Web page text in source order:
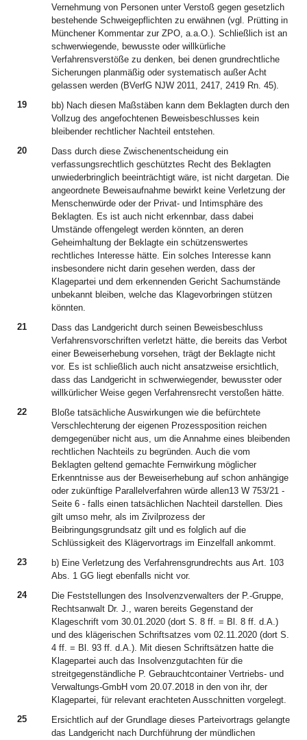
Vernehmung von Personen unter Verstoß gegen gesetzlich
bestehende Schweigepflichten zu erwähnen (vgl. Prütting in
Münchener Kommentar zur ZPO, a.a.O.). Schließlich ist an
schwerwiegende, bewusste oder willkürliche
Verfahrensverstöße zu denken, bei denen grundrechtliche
Sicherungen planmäßig oder systematisch außer Acht
gelassen werden (BVerfG NJW 2011, 2417, 2419 Rn. 45).
19
bb) Nach diesen Maßstäben kann dem Beklagten durch den
Vollzug des angefochtenen Beweisbeschlusses kein
bleibender rechtlicher Nachteil entstehen.
20
Dass durch diese Zwischenentscheidung ein
verfassungsrechtlich geschütztes Recht des Beklagten
unwiederbringlich beeinträchtigt wäre, ist nicht dargetan. Die
angeordnete Beweisaufnahme bewirkt keine Verletzung der
Menschenwürde oder der Privat- und Intimsphäre des
Beklagten. Es ist auch nicht erkennbar, dass dabei
Umstände offengelegt werden könnten, an deren
Geheimhaltung der Beklagte ein schützenswertes
rechtliches Interesse hätte. Ein solches Interesse kann
insbesondere nicht darin gesehen werden, dass der
Klagepartei und dem erkennenden Gericht Sachumstände
unbekannt bleiben, welche das Klagevorbringen stützen
könnten.
21
Dass das Landgericht durch seinen Beweisbeschluss
Verfahrensvorschriften verletzt hätte, die bereits das Verbot
einer Beweiserhebung vorsehen, trägt der Beklagte nicht
vor. Es ist schließlich auch nicht ansatzweise ersichtlich,
dass das Landgericht in schwerwiegender, bewusster oder
willkürlicher Weise gegen Verfahrensrecht verstoßen hätte.
22
Bloße tatsächliche Auswirkungen wie die befürchtete
Verschlechterung der eigenen Prozessposition reichen
demgegenüber nicht aus, um die Annahme eines bleibenden
rechtlichen Nachteils zu begründen. Auch die vom
Beklagten geltend gemachte Fernwirkung möglicher
Erkenntnisse aus der Beweiserhebung auf schon anhängige
oder zukünftige Parallelverfahren würde allen13 W 753/21 -
Seite 6 - falls einen tatsächlichen Nachteil darstellen. Dies
gilt umso mehr, als im Zivilprozess der
Beibringungsgrundsatz gilt und es folglich auf die
Schlüssigkeit des Klägervortrags im Einzelfall ankommt.
23
b) Eine Verletzung des Verfahrensgrundrechts aus Art. 103
Abs. 1 GG liegt ebenfalls nicht vor.
24
Die Feststellungen des Insolvenzverwalters der P.-Gruppe,
Rechtsanwalt Dr. J., waren bereits Gegenstand der
Klageschrift vom 30.01.2020 (dort S. 8 ff. = Bl. 8 ff. d.A.)
und des klägerischen Schriftsatzes vom 02.11.2020 (dort S.
4 ff. = Bl. 93 ff. d.A.). Mit diesen Schriftsätzen hatte die
Klagepartei auch das Insolvenzgutachten für die
streitgegenständliche P. Gebrauchtcontainer Vertriebs- und
Verwaltungs-GmbH vom 20.07.2018 in den von ihr, der
Klagepartei, für relevant erachteten Ausschnitten vorgelegt.
25
Ersichtlich auf der Grundlage dieses Parteivortrags gelangte
das Landgericht nach Durchführung der mündlichen